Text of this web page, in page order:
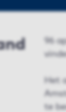
96
Het
te